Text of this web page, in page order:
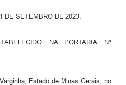
DE SETEMBRO DE 2023.
NA PORTARIA Nº
Estado de Minas Gerais, no